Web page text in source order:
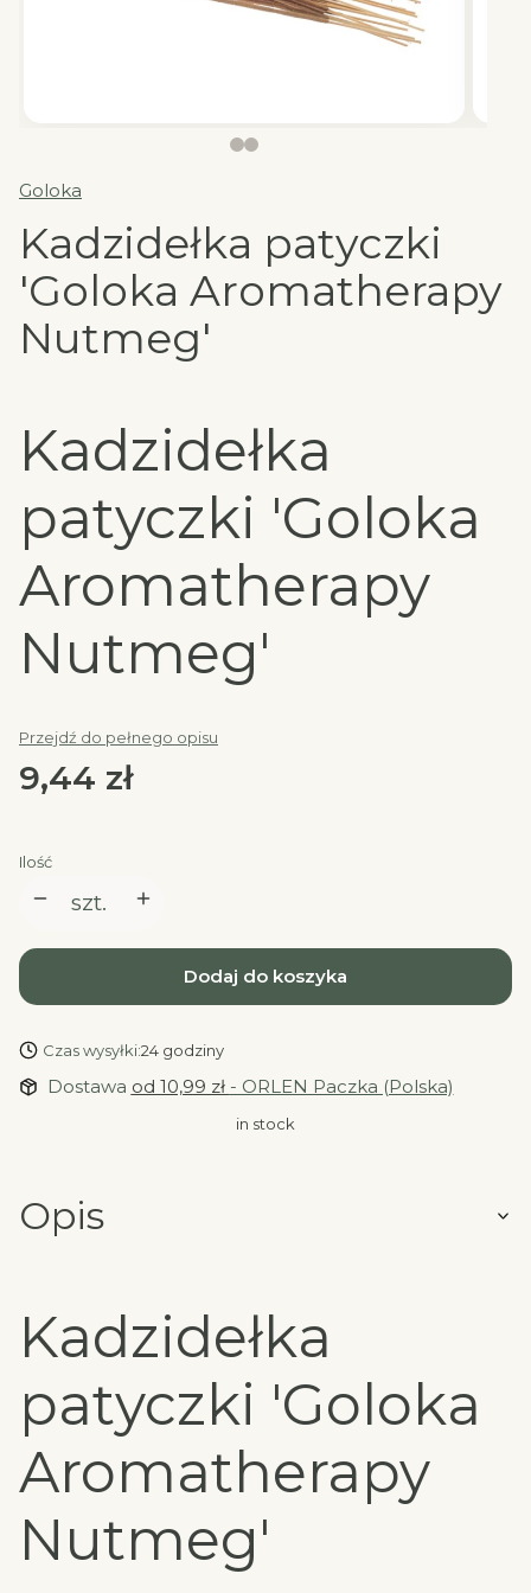
Goloka
Kadzidełka patyczki
'Goloka Aromatherapy
Nutmeg'
Kadzidełka
patyczki 'Goloka
Aromatherapy
Nutmeg'
Przejdź do pełnego opisu
Cena
9,44 zł
Ilość
szt.
Dodaj do koszyka
Czas wysyłki:24 godziny
Dostawa od 10,99 zł - ORLEN Paczka (Polska)
in stock
Opis
Kadzidełka
patyczki 'Goloka
Aromatherapy
Nutmeg'